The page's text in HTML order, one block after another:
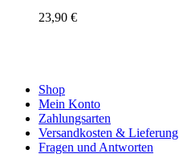
23,90 €
Shop
Mein Konto
Zahlungsarten
Versandkosten & Lieferung
Fragen und Antworten